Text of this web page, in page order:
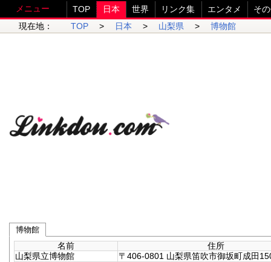
メニュー TOP 日本 世界 リンク集 エンタメ
そ
現在地：
TOP > 日本 > 山梨県 > 博物館
博物館
名前
住所
山梨県立博物館
〒406-0801 山梨県笛吹市御坂町成田